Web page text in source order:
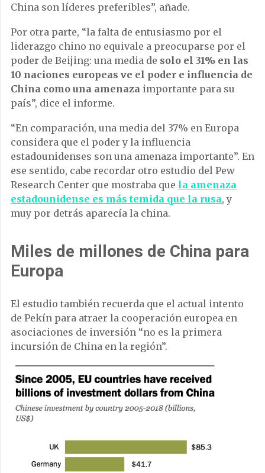
China son líderes preferibles”, añade.
Por otra parte, “la falta de entusiasmo por el
liderazgo chino no equivale a preocuparse por el
poder de Beijing: una media de solo el 31% en las
10 naciones europeas ve el poder e influencia de
China como una amenaza importante para su
país”, dice el informe.
“En comparación, una media del 37% en Europa
considera que el poder y la influencia
estadounidenses son una amenaza importante”. En
ese sentido, cabe recordar otro estudio del Pew
Research Center que mostraba que la amenaza
estadounidense es más temida que la rusa, y
muy por detrás aparecía la china.
Miles de millones de China para
Europa
El estudio también recuerda que el actual intento
de Pekín para atraer la cooperación europea en
asociaciones de inversión “no es la primera
incursión de China en la región”.